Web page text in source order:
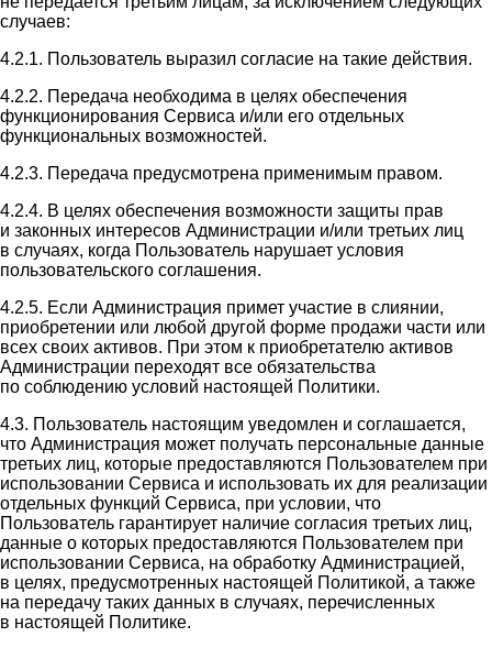
случаев:
4.2.1. Пользователь выразил согласие на такие действия.
4.2.2. Передача необходима в целях обеспечения
функционирования Сервиса и/или его отдельных
функциональных возможностей.
4.2.3. Передача предусмотрена применимым правом.
4.2.4. В целях обеспечения возможности защиты прав
и законных интересов Администрации и/или третьих лиц
в случаях, когда Пользователь нарушает условия
пользовательского соглашения.
4.2.5. Если Администрация примет участие в слиянии,
приобретении или любой другой форме продажи части или
всех своих активов. При этом к приобретателю активов
Администрации переходят все обязательства
по соблюдению условий настоящей Политики.
4.3. Пользователь настоящим уведомлен и соглашается,
что Администрация может получать персональные данные
третьих лиц, которые предоставляются Пользователем при
использовании Сервиса и использовать их для реализации
отдельных функций Сервиса, при условии, что
Пользователь гарантирует наличие согласия третьих лиц,
данные о которых предоставляются Пользователем при
использовании Сервиса, на обработку Администрацией,
в целях, предусмотренных настоящей Политикой, а также
на передачу таких данных в случаях, перечисленных
в настоящей Политике.